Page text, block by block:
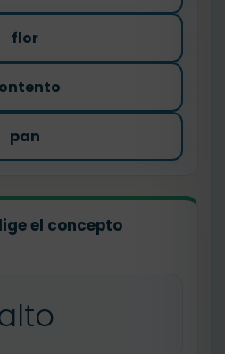
flor
pan
el concepto